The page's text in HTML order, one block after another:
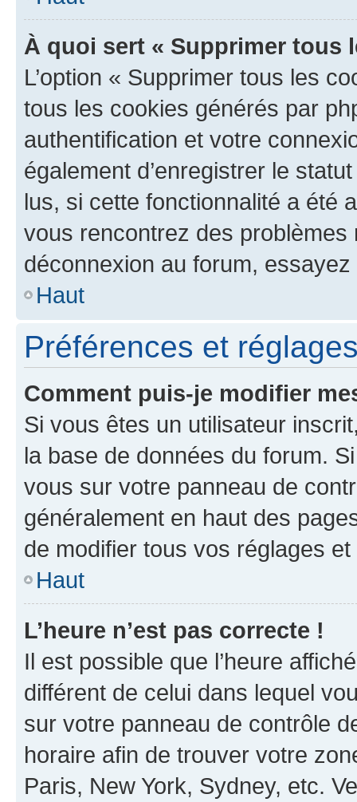
À quoi sert « Supprimer tous
L’option « Supprimer tous les
tous les cookies générés par
authentification et votre
également d’enregistrer le
lus, si cette fonctionnalité a été
vous rencontrez des
déconnexion au forum,
Haut
Préférences et
Comment puis-je modifier
Si vous êtes un utilisateur
la base de données du forum.
vous sur votre panneau de
généralement en haut des
de modifier tous vos réglages
Haut
L’heure n’est pas correcte !
Il est possible que l’heure
différent de celui dans lequel
sur votre panneau de contrôle
horaire afin de trouver votre
Paris, New York, Sydney, etc.